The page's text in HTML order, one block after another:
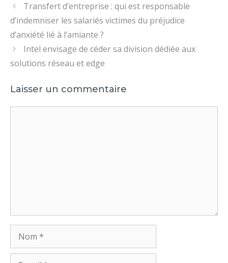
Transfert d’entreprise : qui est responsable
d’indemniser les salariés victimes du préjudice
d’anxiété lié à l’amiante ?
Intel envisage de céder sa division dédiée aux
solutions réseau et edge
Laisser un commentaire
Nom